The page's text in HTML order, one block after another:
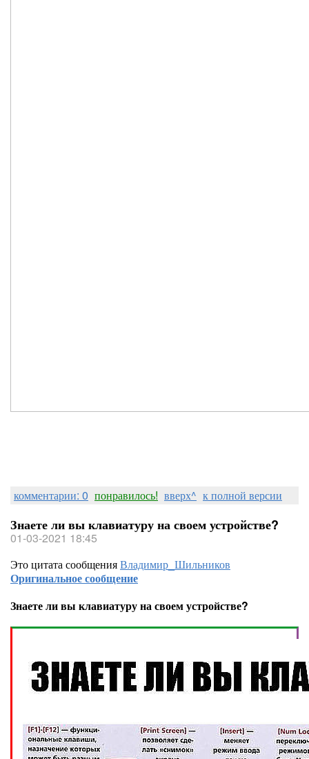
комментарии: 0 понравилось! вверх^ к полной версии
Знаете ли вы клавиатуру на своем устройстве?
01-03-2021 18:45
Это цитата сообщенияВладимир_Шильников
Оригинальное сообщение
Знаете ли вы клавиатуру на своем устройстве?